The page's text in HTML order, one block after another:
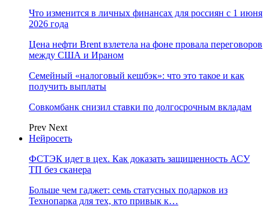
Что изменится в личных финансах для россиян с 1 июня
2026 года
Цена нефти Brent взлетела на фоне провала переговоров
между США и Ираном
Семейный «налоговый кешбэк»: что это такое и как
получить выплаты
Совкомбанк снизил ставки по долгосрочным вкладам
Prev Next
Нейросеть
ФСТЭК идет в цех. Как доказать защищенность АСУ
ТП без сканера
Больше чем гаджет: семь статусных подарков из
Технопарка для тех, кто привык к…